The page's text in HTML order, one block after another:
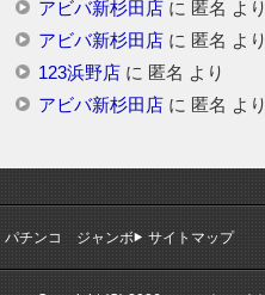
アビバ新杉田店に 匿名 より
アビバ新杉田店に 匿名 より
123浜野店に 匿名 より
アビバ新杉田店に 匿名 より
パチンコ ジャンボ サイトマップ